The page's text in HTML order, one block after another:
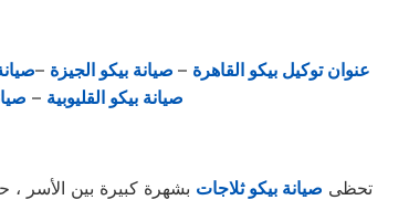
عنوان توكيل بيكو القاهرة – صيانة بيكو الجيزة –
صيانة بيكو القليوبية –
تحظى صيانة بيكو ثلاجات بشهرة كبيرة بين الأسر ،